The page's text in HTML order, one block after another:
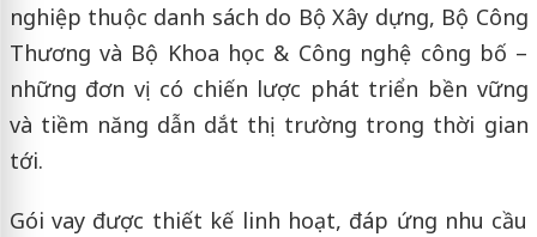
nghiệp thuộc danh sách do Bộ Xây dựng, Bộ Công
Thương và Bộ Khoa học & Công nghệ công bố –
những đơn vị có chiến lược phát triển bền vững
và tiềm năng dẫn dắt thị trường trong thời gian
tới.
Gói vay được thiết kế linh hoạt, đáp ứng nhu cầu